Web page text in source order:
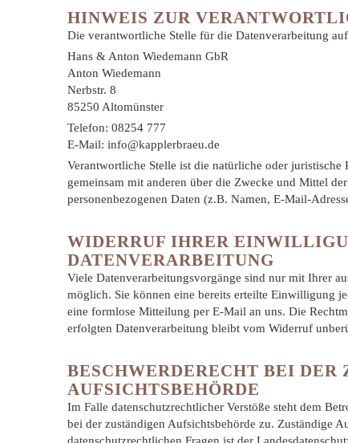
HINWEIS ZUR
Die verantwortliche Stelle für die Datenverarbeitung
Hans & Anton Wiedemann GbR
Anton Wiedemann
Nerbstr. 8
85250 Altomünster
Telefon: 08254 777
E-Mail: info@kapplerbraeu.de
Verantwortliche Stelle ist die natürliche oder juristische
gemeinsam mit anderen über die Zwecke und Mittel
personenbezogenen Daten (z.B. Namen, E-Mail-
WIDERRUF IHRER
DATENVERARBEITUNG
Viele Datenverarbeitungsvorgänge sind nur mit Ihrer
möglich. Sie können eine bereits erteilte Einwilligung
eine formlose Mitteilung per E-Mail an uns. Die
erfolgten Datenverarbeitung bleibt vom Widerruf
BESCHWERDERECHT BEI DER
AUFSICHTSBEHÖRDE
Im Falle datenschutzrechtlicher Verstöße steht dem
bei der zuständigen Aufsichtsbehörde zu. Zuständige